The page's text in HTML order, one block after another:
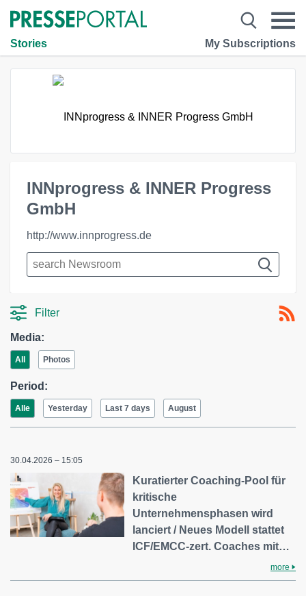
Stories My Subscriptions
INNprogress & INNER Progress
GmbH
http://www.innprogress.de
Filter
Media:
All Photos
Period:
Alle Yesterday Last 7 days August
30.04.2026 – 15:05
Kuratierter Coaching-Pool für
kritische
Unternehmensphasen wird
lanciert / Neues Modell stattet
ICF/EMCC-zert. Coaches mit…
more